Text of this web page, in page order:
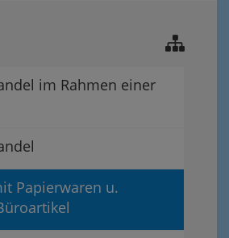
im Rahmen einer
Papierwaren u.